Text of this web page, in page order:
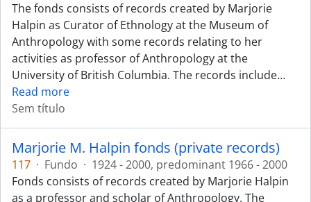
The fonds consists of records created by Marjorie
Halpin as Curator of Ethnology at the Museum of
Anthropology with some records relating to her
activities as professor of Anthropology at the
University of British Columbia. The records include…
Read more
Sem título
Marjorie M. Halpin fonds (private records)
117 · Fundo · 1924 - 2000, predominant 1966 - 2000
Fonds consists of records created by Marjorie Halpin
as a professor and scholar of Anthropology. The